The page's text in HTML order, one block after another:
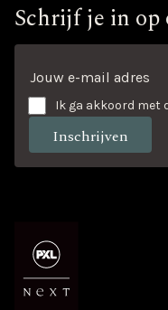
Schrijf je in op
Ik ga akkoord met